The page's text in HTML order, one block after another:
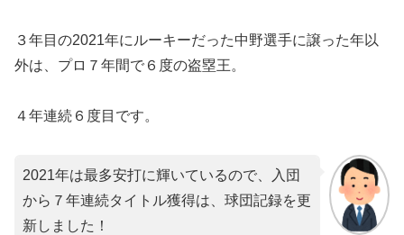
３年目の2021年にルーキーだった中野選手に譲った年以
外は、プロ７年間で６度の盗塁王。
４年連続６度目です。
2021年は最多安打に輝いているので、入団
から７年連続タイトル獲得は、球団記録を更
新しました！